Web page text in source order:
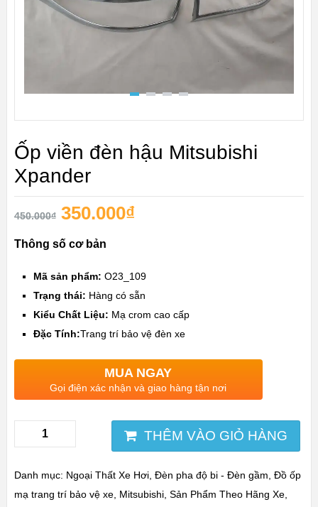
Ốp viền đèn hậu Mitsubishi
Xpander
450.000₫ 350.000₫
Thông số cơ bản
Mã sản phẩm: O23_109
Trạng thái: Hàng có sẵn
Kiểu Chất Liệu: Mạ crom cao cấp
Đặc Tính:Trang trí bảo vệ đèn xe
MUA NGAY
Gọi điện xác nhận và giao hàng tận nơi
THÊM VÀO GIỎ HÀNG
Danh mục: Ngoại Thất Xe Hơi, Đèn pha độ bi - Đèn gầm, Đồ ốp
mạ trang trí bảo vệ xe, Mitsubishi, Sản Phẩm Theo Hãng Xe,